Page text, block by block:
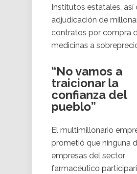
Institutos estatales,
adjudicación de
contratos por compra
medicinas a
“No vamos a
traicionar la
confianza del
pueblo”
El multimillonario
prometió que ninguna
empresas del sector
farmacéutico